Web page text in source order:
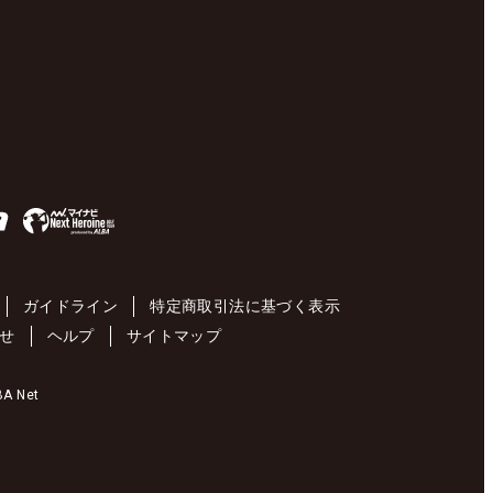
ガイドライン
特定商取引法に基づく表示
ヘルプ サイトマップ
Net